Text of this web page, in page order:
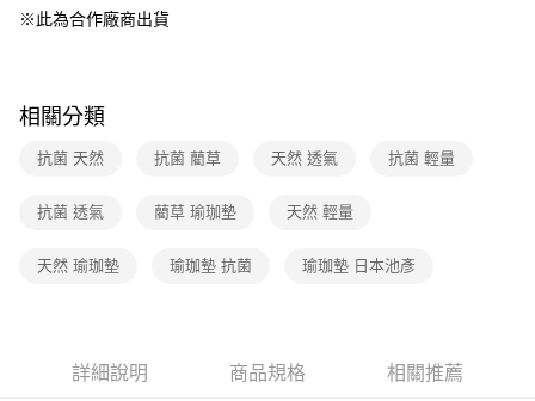
2.基於同意付款使用「大哥付你分期」之契約關係目的，商店將以您的個人
※此為合作廠商出貨
相關分類
抗菌 天然 抗菌 藺草 天然 透氣 抗菌 輕量
抗菌 透氣 藺草 瑜珈墊 天然 輕量
天然 瑜珈墊 瑜珈墊 抗菌 瑜珈墊 日本池彥
詳細說明 商品規格 相關推薦